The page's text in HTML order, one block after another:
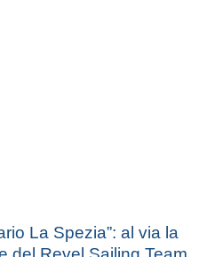
La Spezia”: al via la